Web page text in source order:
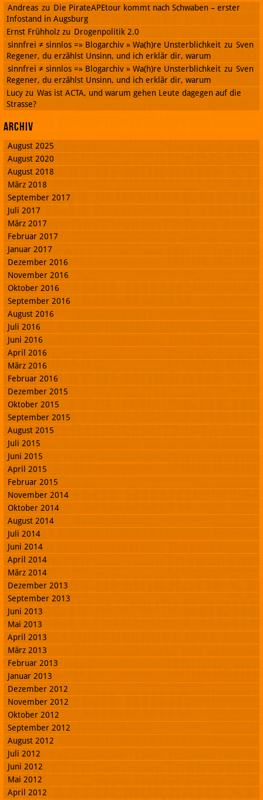
Andreas zu Die PirateAPEtour kommt nach Schwaben – erster
Infostand in Augsburg
Ernst Frühholz zu Drogenpolitik 2.0
sinnfrei ≠ sinnlos =» Blogarchiv » Wa(h)re Unsterblichkeit zu Sven
Regener, du erzählst Unsinn, und ich erklär dir, warum
sinnfrei ≠ sinnlos =» Blogarchiv » Wa(h)re Unsterblichkeit zu Sven
Regener, du erzählst Unsinn, und ich erklär dir, warum
Lucy zu Was ist ACTA, und warum gehen Leute dagegen auf die
Strasse?
Archiv
August 2025
August 2020
August 2018
März 2018
September 2017
Juli 2017
März 2017
Februar 2017
Januar 2017
Dezember 2016
November 2016
Oktober 2016
September 2016
August 2016
Juli 2016
Juni 2016
April 2016
März 2016
Februar 2016
Dezember 2015
Oktober 2015
September 2015
August 2015
Juli 2015
Juni 2015
April 2015
Februar 2015
November 2014
Oktober 2014
August 2014
Juli 2014
Juni 2014
April 2014
März 2014
Dezember 2013
September 2013
Juni 2013
Mai 2013
April 2013
März 2013
Februar 2013
Januar 2013
Dezember 2012
November 2012
Oktober 2012
September 2012
August 2012
Juli 2012
Juni 2012
Mai 2012
April 2012